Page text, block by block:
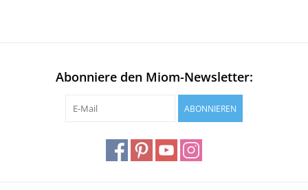
Abonniere den Miom-Newsletter:
ABONNIEREN